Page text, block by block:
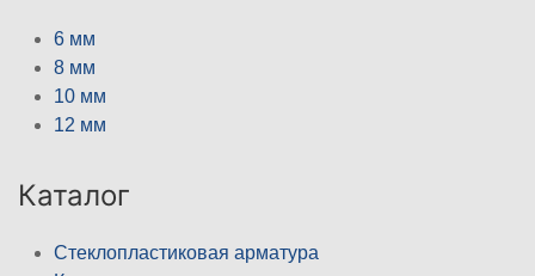
6 мм
8 мм
10 мм
12 мм
Каталог
Стеклопластиковая арматура